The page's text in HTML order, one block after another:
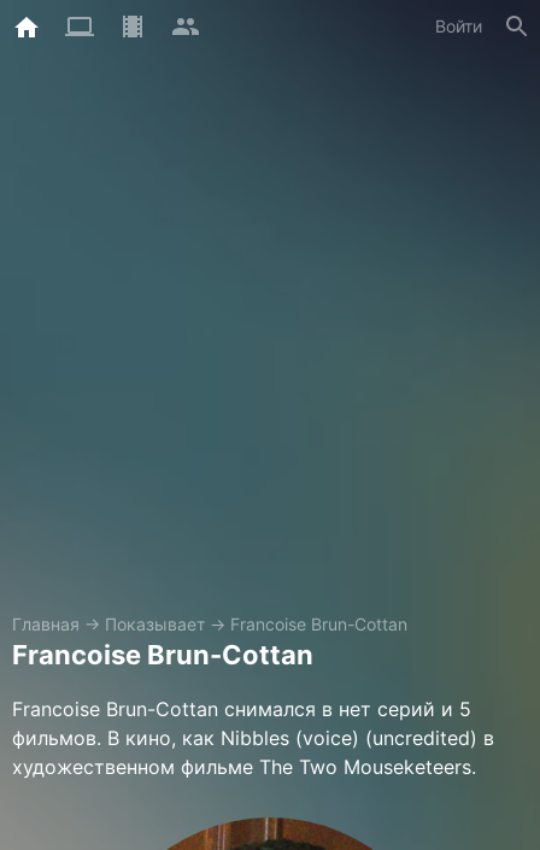
Войти
Главная → Показывает → Francoise Brun-Cottan
Francoise Brun-Cottan
Francoise Brun-Cottan снимался в нет серий и 5
фильмов. В кино, как Nibbles (voice) (uncredited) в
художественном фильме The Two Mouseketeers.